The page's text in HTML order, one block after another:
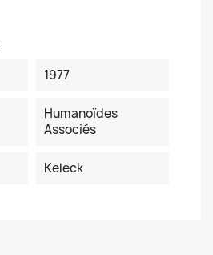
1977
Humanoïdes
Associés
Keleck